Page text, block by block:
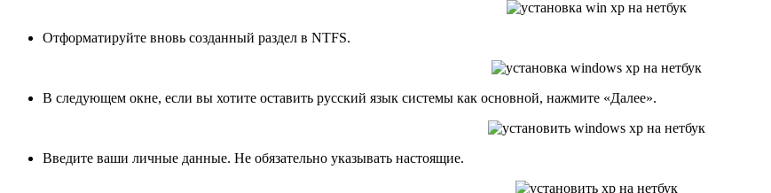
Отформатируйте вновь созданный раздел в NTFS.
В следующем окне, если вы хотите оставить русский язык системы как основной, нажмите «Далее».
Введите ваши личные данные. Не обязательно указывать настоящие.